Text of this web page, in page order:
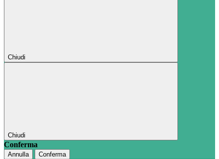
Chiudi
Chiudi
Conferma
Annulla Conferma